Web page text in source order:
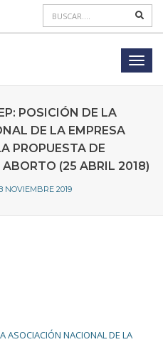
POSICIÓN DE LA
DE LA EMPRESA
PROPUESTA DE
(25 ABRIL 2018)
NOVIEMBRE 2019
ASOCIACIÓN NACIONAL DE LA